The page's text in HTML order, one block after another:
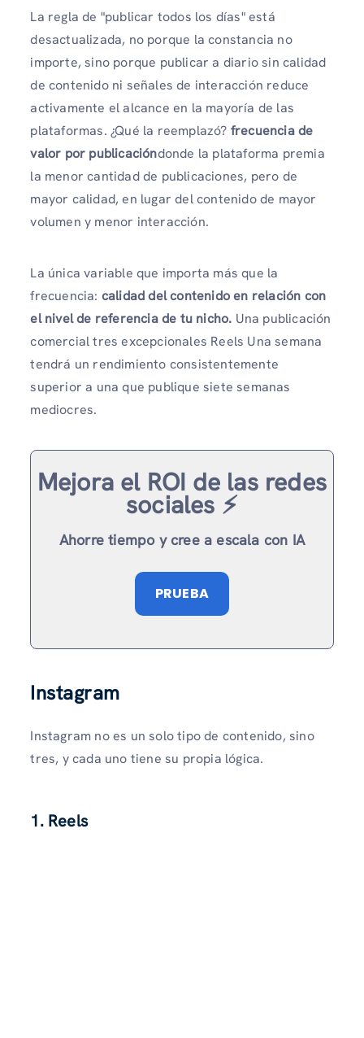
La regla de "publicar todos los días" está
desactualizada, no porque la constancia no
importe, sino porque publicar a diario sin calidad
de contenido ni señales de interacción reduce
activamente el alcance en la mayoría de las
plataformas. ¿Qué la reemplazó? frecuencia de
valor por publicacióndonde la plataforma premia
la menor cantidad de publicaciones, pero de
mayor calidad, en lugar del contenido de mayor
volumen y menor interacción.
La única variable que importa más que la
frecuencia: calidad del contenido en relación con
el nivel de referencia de tu nicho. Una publicación
comercial tres excepcionales Reels Una semana
tendrá un rendimiento consistentemente
superior a una que publique siete semanas
mediocres.
Mejora el ROI de las redes
sociales ⚡️
Ahorre tiempo y cree a escala con IA
PRUEBA
Instagram
Instagram no es un solo tipo de contenido, sino
tres, y cada uno tiene su propia lógica.
1. Reels